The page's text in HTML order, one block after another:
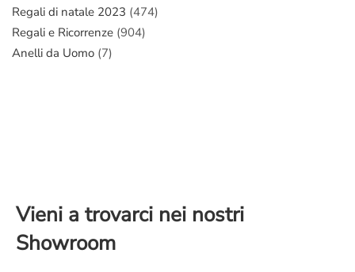
Regali di natale 2023 (474)
Regali e Ricorrenze (904)
Anelli da Uomo (7)
Vieni a trovarci nei nostri
Showroom